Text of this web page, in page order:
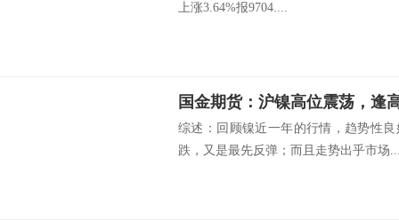
上涨3.64%报9704....
国金期货：沪镍高位震荡，逢
综述：回顾镍近一年的行情，趋势性
跌，又是最先反弹；而且走势出乎市场